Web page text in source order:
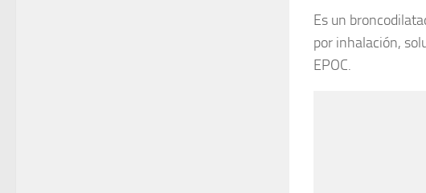
Es un
por inhalación,
EPOC.